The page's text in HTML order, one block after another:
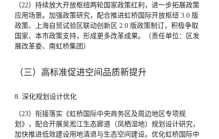
（22）持续放大开放枢纽两轮国家政策红利，进一步拓展政策
应用场景。加强政策研究，配合推进虹桥国际开放枢纽 3.0 版
政策、上海自贸试验区联动创新区 2.0 版政策制订，积极争取
国家、本市政策支持，形成更多改革成果。（责任单位：区发
展改革委、南虹桥集团）
（三）高标准促进空间品质新提升
8. 深化规划设计优化
（23）衔接落实《虹桥国际中央商务区及周边地区专项规
划》，配合开展吴淞江生态廊道（凤栖湿地）规划设计研究，
加快推进低效建设用地清退与生态空间建设。优化虹桥国际中